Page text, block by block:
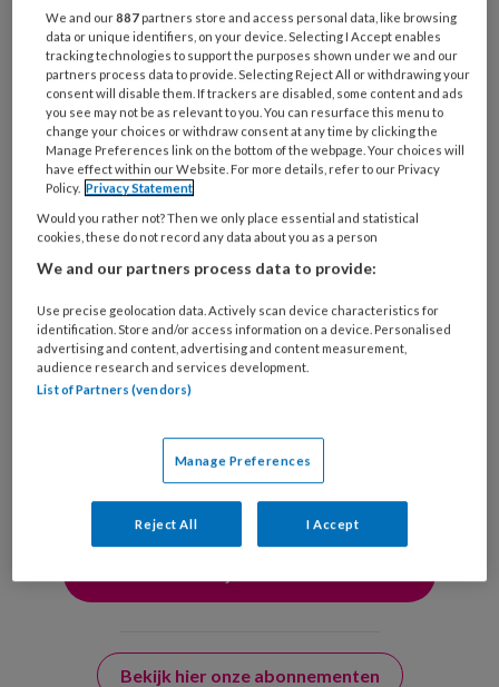
Bij
welke
organisatie
werk
je?
Untitled
Ontvang 2x per week de
KinderopvangTotaal nieuwsbrief
Ontvang iedere zondag het
Management Kinderopvang
Ja, ik geef toestemming voor e-mails
van KinderopvangTotaal en
Springer Media B.V.
?
uw profiel in overeenstemming met onsprivacy statement
Bekijk hier onze abonnementen
We and our887 partners store and access personal data, like browsing
data or unique identifiers, on your device. Selecting I Accept enables
tracking technologies to support the purposes shown under we and our
partners process data to provide. Selecting Reject All or withdrawing your
consent will disable them. If trackers are disabled, some content and ads
you see may not be as relevant to you. You can resurface this menu to
change your choices or withdraw consent at any time by clicking the
Manage Preferences link on the bottom of the webpage. Your choices will
have effect within our Website. For more details, refer to our Privacy
Policy. Privacy Statement
Would you rather not? Then we only place essential and statistical
cookies, these do not record any data about you as a person
We and our partners process data to provide:
Use precise geolocation data. Actively scan device characteristics for
identification. Store and/or access information on a device. Personalised
advertising and content, advertising and content measurement,
audience research and services development.
List of Partners (vendors)
Manage Preferences
Reject All I Accept